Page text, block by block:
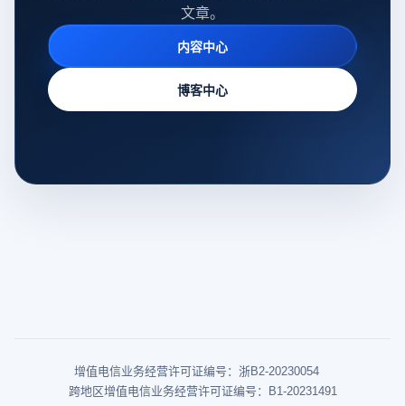
文章。
内容中心
博客中心
增值电信业务经营许可证编号：浙B2-20230054
跨地区增值电信业务经营许可证编号：B1-20231491